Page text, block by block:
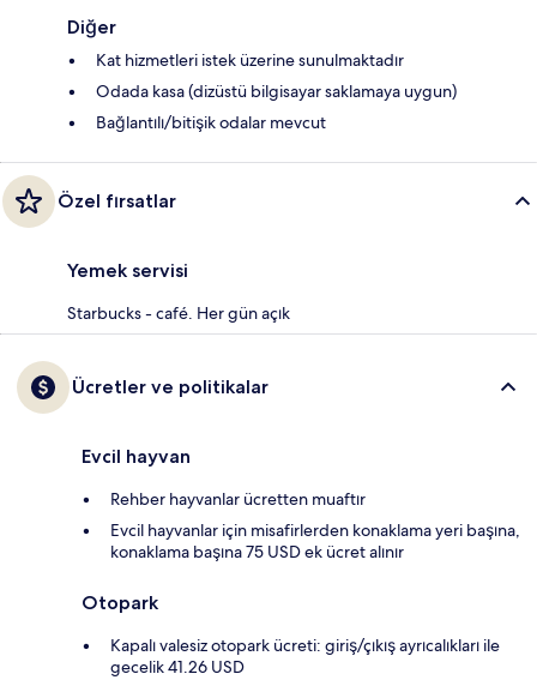
Diğer
Kat hizmetleri istek üzerine sunulmaktadır
Odada kasa (dizüstü bilgisayar saklamaya uygun)
Bağlantılı/bitişik odalar mevcut
Özel fırsatlar
Yemek servisi
Starbucks - café. Her gün açık
Ücretler ve politikalar
Evcil hayvan
Rehber hayvanlar ücretten muaftır
Evcil hayvanlar için misafirlerden konaklama yeri başına,
konaklama başına 75 USD ek ücret alınır
Otopark
Kapalı valesiz otopark ücreti: giriş/çıkış ayrıcalıkları ile
gecelik 41.26 USD